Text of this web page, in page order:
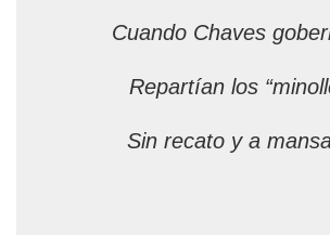
Cuando Chaves
Repartían los
Sin recato y a